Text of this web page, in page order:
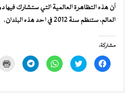
أن هذه التظاهرة العالمية التي ستشارك
العالم، ستنظم سنة 2012 في احد هذه البلدان.
مشاركة:
انقر
للمشاركة
في
اضغط
للمشاركة
في
انقر
للمشاركة
في
انقر
للمشاركة
في